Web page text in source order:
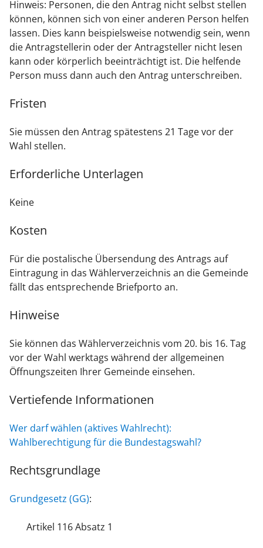
Hinweis: Personen, die den Antrag nicht selbst stellen
können, können sich von einer anderen Person helfen
lassen. Dies kann beispielsweise notwendig sein, wenn
die Antragstellerin oder der Antragsteller nicht lesen
kann oder körperlich beeinträchtigt ist. Die helfende
Person muss dann auch den Antrag unterschreiben.
Fristen
Sie müssen den Antrag spätestens 21 Tage vor der
Wahl stellen.
Erforderliche Unterlagen
Keine
Kosten
Für die postalische Übersendung des Antrags auf
Eintragung in das Wählerverzeichnis an die Gemeinde
fällt das entsprechende Briefporto an.
Hinweise
Sie können das Wählerverzeichnis vom 20. bis 16. Tag
vor der Wahl werktags während der allgemeinen
Öffnungszeiten Ihrer Gemeinde einsehen.
Vertiefende Informationen
Wer darf wählen (aktives Wahlrecht):
Wahlberechtigung für die Bundestagswahl?
Rechtsgrundlage
Grundgesetz (GG):
Artikel 116 Absatz 1